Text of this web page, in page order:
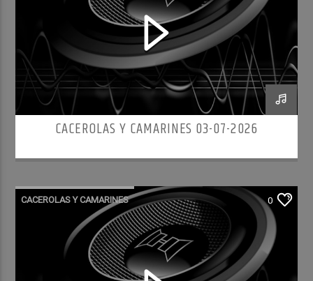
CACEROLAS Y CAMARINES 03-07-2026
CACEROLAS Y CAMARINES 0